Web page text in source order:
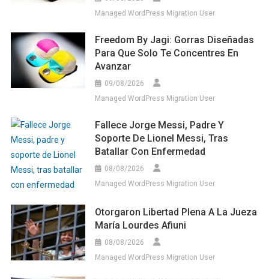
Managed WordPress Migration User
Freedom By Jagi: Gorras Diseñadas
Para Que Solo Te Concentres En
Avanzar
09/08/2026
Managed WordPress Migration User
Fallece Jorge Messi, Padre Y
Soporte De Lionel Messi, Tras
Batallar Con Enfermedad
08/08/2026
Managed WordPress Migration User
Otorgaron Libertad Plena A La Jueza
María Lourdes Afiuni
08/08/2026
Managed WordPress Migration User